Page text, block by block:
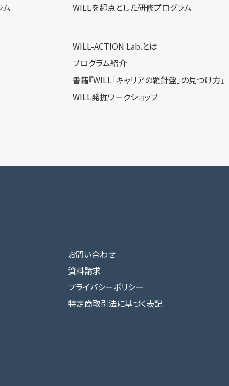
ム
WILLを​起点とした​研修プログラム
WILL-ACTION Lab.とは
プログラム紹介
書籍『WILL「キャリアの羅針盤」の見つけ方』
WILL発掘ワークショップ
お問い合わせ
資料請求
プライバシーポリシー
特定商取引法に基づく表記